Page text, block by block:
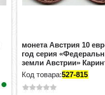
монета Австрия 10
год серия
земли Австрии»
Код товара:527-815